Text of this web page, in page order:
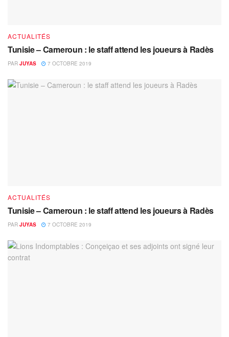
ACTUALITÉS
Tunisie – Cameroun : le staff attend les joueurs à Radès
PAR JUYAS 7 OCTOBRE 2019
ACTUALITÉS
Tunisie – Cameroun : le staff attend les joueurs à Radès
PAR JUYAS 7 OCTOBRE 2019